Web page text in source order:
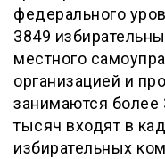
федерального
3849
местного
организацией и
занимаются более
тысяч входят в
избирательных